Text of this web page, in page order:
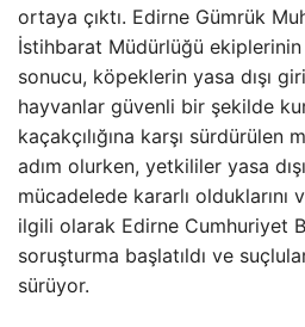
ortaya çıktı. Edirne Gümrük
İstihbarat Müdürlüğü ekiplerinin
sonucu, köpeklerin yasa dışı
hayvanlar güvenli bir şekilde
kaçakçılığına karşı sürdürülen
adım olurken, yetkililer yasa
mücadelede kararlı olduklarını
ilgili olarak Edirne Cumhuriyet
soruşturma başlatıldı ve
sürüyor.